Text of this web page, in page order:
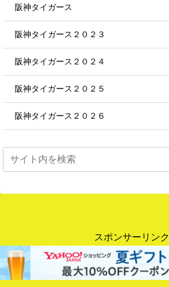
阪神タイガース
阪神タイガース２０２３
阪神タイガース２０２４
阪神タイガース２０２５
阪神タイガース２０２６
スポンサーリンク